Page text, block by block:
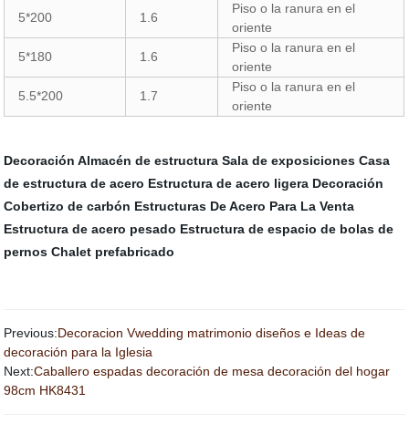
5*200 1.6
Piso o la ranura en el
oriente
5*180
1.6
Piso o la ranura en el
oriente
5.5*200
1.7
Piso o la ranura en el
oriente
Decoración Almacén de estructura Sala de exposiciones Casa
de estructura de acero Estructura de acero ligera Decoración
Cobertizo de carbón Estructuras De Acero Para La Venta
Estructura de acero pesado Estructura de espacio de bolas de
pernos Chalet prefabricado
Previous:Decoracion Vwedding matrimonio diseños e Ideas de
decoración para la Iglesia
Next:Caballero espadas decoración de mesa decoración del hogar
98cm HK8431